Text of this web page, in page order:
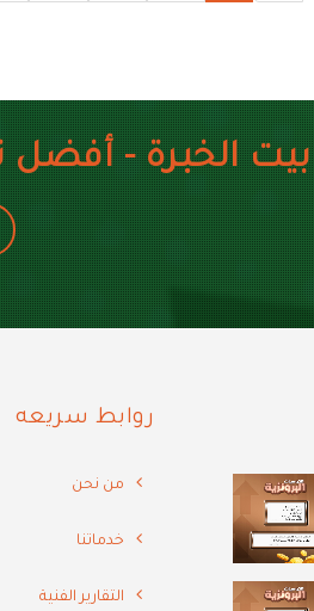
بيت الخبرة -
روابط سريعه
من نحن
خدماتنا
التقارير الفنية